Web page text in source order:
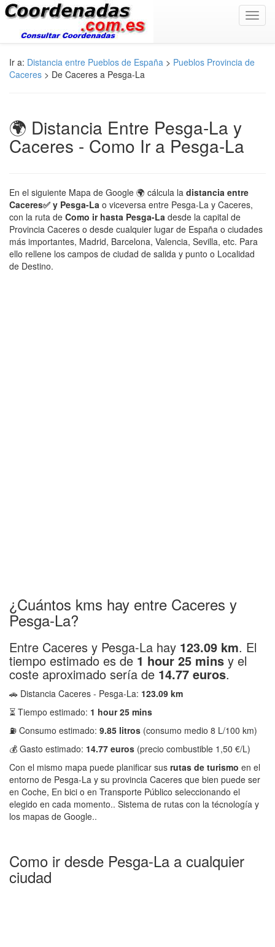
Ir a: Distancia entre Pueblos de España > Pueblos Provincia de
Caceres > De Caceres a Pesga-La
🌍 Distancia Entre Pesga-La y
Caceres - Como Ir a Pesga-La
En el siguiente Mapa de Google 🌍 cálcula la distancia entre
Caceres✅ y Pesga-La o viceversa entre Pesga-La y Caceres,
con la ruta de Como ir hasta Pesga-La desde la capital de
Provincia Caceres o desde cualquier lugar de España o ciudades
más importantes, Madrid, Barcelona, Valencia, Sevilla, etc. Para
ello rellene los campos de ciudad de salida y punto o Localidad
de Destino.
¿Cuántos kms hay entre Caceres y
Pesga-La?
Entre Caceres y Pesga-La hay 123.09 km. El
tiempo estimado es de 1 hour 25 mins y el
coste aproximado sería de 14.77 euros.
🚗 Distancia Caceres - Pesga-La: 123.09 km
⏳ Tiempo estimado: 1 hour 25 mins
⛽ Consumo estimado: 9.85 litros (consumo medio 8 L/100 km)
💰 Gasto estimado: 14.77 euros (precio combustible 1,50 €/L)
Con el mismo mapa puede planificar sus rutas de turismo en el
entorno de Pesga-La y su provincia Caceres que bien puede ser
en Coche, En bici o en Transporte Público seleccionando el
elegido en cada momento.. Sistema de rutas con la técnología y
los mapas de Google..
Como ir desde Pesga-La a cualquier
ciudad